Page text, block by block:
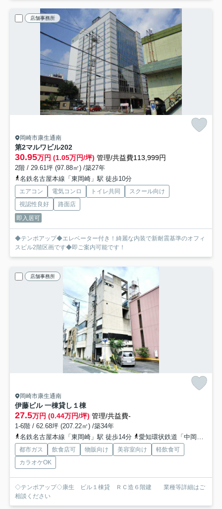
店舗事務所
岡崎市康生通南
第2マルワビル202
30.95万円 (1.05万円/坪) 管理/共益費113,999円
2階 / 29.61坪 (97.88㎡) /築27年
名鉄名古屋本線「東岡崎」駅 徒歩10分
エアコン 電気コンロ トイレ共同
スクール向け
視認性良好
路面店
即入居可
◆テンポアップ◆エレベーター付き！綺麗な内装で新耐震基準のオフィ
スビル2階区画です◆即ご案内可能です！
店舗事務所
岡崎市康生通南
伊藤ビル 一棟貸し １棟
27.5万円 (0.44万円/坪) 管理/共益費-
1-6階 / 62.68坪 (207.22㎡) /築34年
名鉄名古屋本線「東岡崎」駅 徒歩14分
愛知環状鉄道「中岡崎」駅 徒歩18分
都市ガス 飲食店可 物販向け 美容室向け
軽飲食可
カラオケOK
◇テンポアップ◇康生 ビル１棟貸 ＲＣ造６階建 業種等詳細はご
相談ください